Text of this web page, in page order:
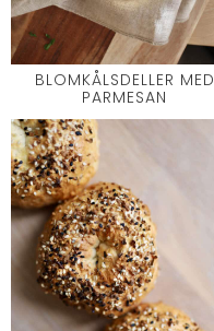
BLOMKÅLSDELLER MED
PARMESAN